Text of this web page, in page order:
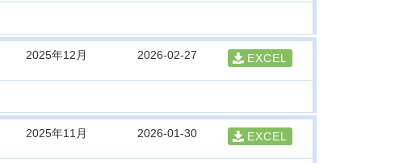
2025年12月 2026-02-27 EXCEL
2025年11月 2026-01-30 EXCEL